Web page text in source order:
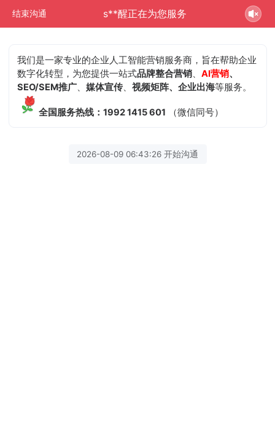
结束沟通 s**醒正在为您服务
我们是一家专业的企业人工智能营销服务商，旨在帮助企业
数字化转型，为您提供一站式品牌整合营销、AI营销、
SEO/SEM推广、媒体宣传、视频矩阵、企业出海等服务。
全国服务热线：1992 1415 601 （微信同号）
2026-08-09 06:43:26 开始沟通